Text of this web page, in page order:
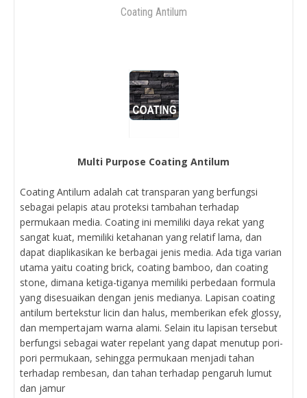
Coating Antilum
Multi Purpose Coating Antilum
Coating Antilum adalah cat transparan yang berfungsi
sebagai pelapis atau proteksi tambahan terhadap
permukaan media. Coating ini memiliki daya rekat yang
sangat kuat, memiliki ketahanan yang relatif lama, dan
dapat diaplikasikan ke berbagai jenis media. Ada tiga varian
utama yaitu coating brick, coating bamboo, dan coating
stone, dimana ketiga-tiganya memiliki perbedaan formula
yang disesuaikan dengan jenis medianya. Lapisan coating
antilum bertekstur licin dan halus, memberikan efek glossy,
dan mempertajam warna alami. Selain itu lapisan tersebut
berfungsi sebagai water repelant yang dapat menutup pori-
pori permukaan, sehingga permukaan menjadi tahan
terhadap rembesan, dan tahan terhadap pengaruh lumut
dan jamur